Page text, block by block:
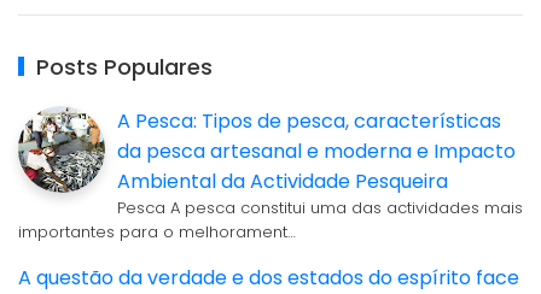
Posts Populares
A Pesca: Tipos de pesca, características
da pesca artesanal e moderna e Impacto
Ambiental da Actividade Pesqueira
Pesca A pesca constitui uma das actividades mais
importantes para o melhorament…
A questão da verdade e dos estados do espírito face